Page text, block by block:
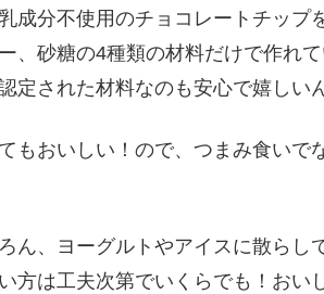
成分不使用のチョコレートチップ
、砂糖の4種類の材料だけで作れ
定された材料なのも安心で嬉しい
もおいしい！ので、つまみ食いで
ん、ヨーグルトやアイスに散らし
方は工夫次第でいくらでも！おい